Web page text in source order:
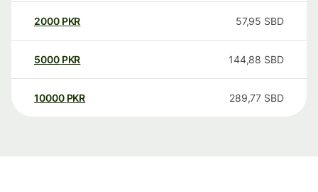
2000 PKR 57,95 SBD
5000 PKR 144,88 SBD
10000 PKR 289,77 SBD